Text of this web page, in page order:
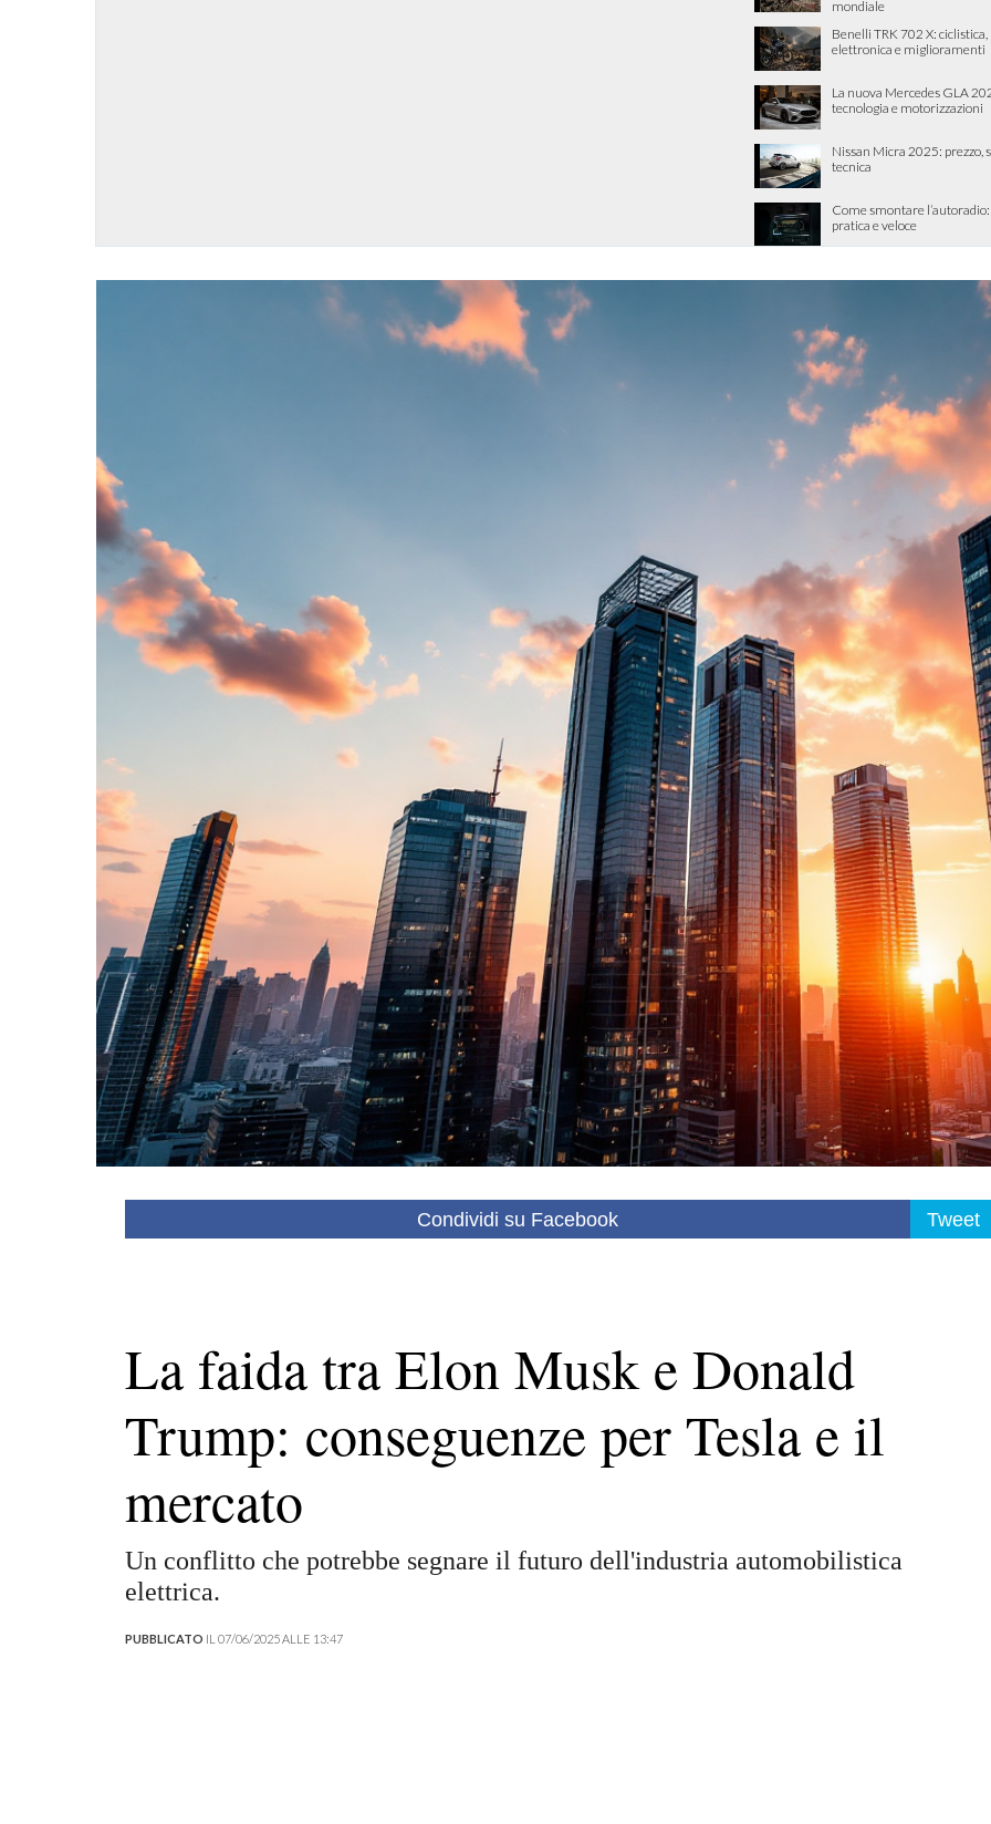
mondiale
Benelli TRK 702 X:
elettronica e miglioramenti
La nuova Mercedes GLA
tecnologia e motorizzazioni
Nissan Micra 2025: prezzo,
tecnica
Come smontare
pratica e veloce
Condividi su Facebook Tweet
La faida tra Elon Musk e Donald
Trump: conseguenze per Tesla e il
mercato
Un conflitto che potrebbe segnare il futuro dell'industria automobilistica
elettrica.
PUBBLICATO IL 07/06/2025 ALLE 13:47